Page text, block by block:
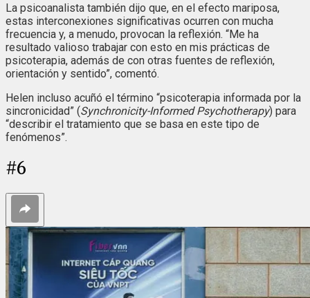
La psicoanalista también dijo que, en el efecto mariposa,
estas interconexiones significativas ocurren con mucha
frecuencia y, a menudo, provocan la reflexión. “Me ha
resultado valioso trabajar con esto en mis prácticas de
psicoterapia, además de con otras fuentes de reflexión,
orientación y sentido”, comentó.
Helen incluso acuñó el término “psicoterapia informada por la
sincronicidad” (Synchronicity-Informed Psychotherapy) para
“describir el tratamiento que se basa en este tipo de
fenómenos”.
#6